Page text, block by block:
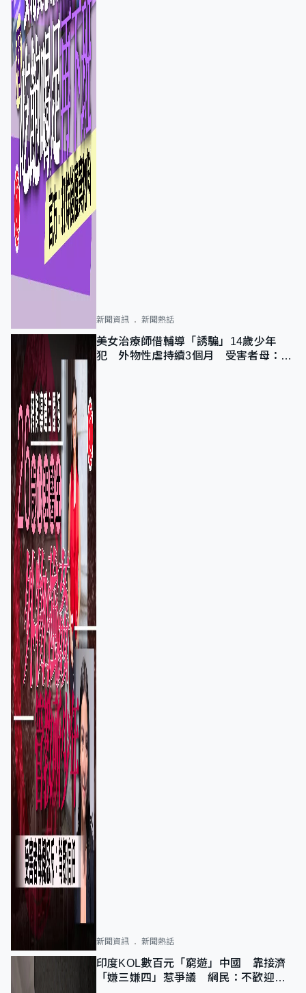
新聞資訊 新聞熱話
美女治療師借輔導「誘騙」14歲少年
犯 外物性虐持續3個月 受害者母：要
新聞資訊 新聞熱話
印度KOL數百元「窮遊」中國 靠接濟
「嫌三嫌四」惹爭議 網民：不歡迎劣